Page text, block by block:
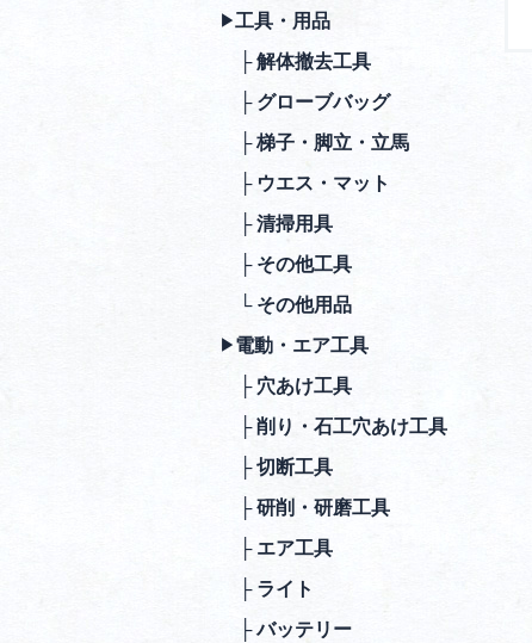
▶︎⼯具・⽤品
├ 解体撤去⼯具
├ グローブバッグ
├ 梯⼦・脚⽴・⽴⾺
├ ウエス・マット
├ 清掃⽤具
├ その他⼯具
└ その他⽤品
▶︎ 電動・エア⼯具
├ ⽳あけ⼯具
├ 削り・⽯⼯⽳あけ⼯具
├ 切断⼯具
├ 研削・研磨⼯具
├ エア⼯具
├ ライト
├ バッテリー